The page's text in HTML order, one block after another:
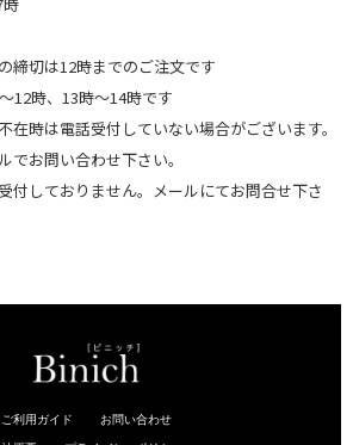
締切は12時までのご注文です
12時、13時～14時です
時は電話受付していない場合がございます。
でお問い合わせ下さい。
付しておりません。メールにてお問合せ下さ